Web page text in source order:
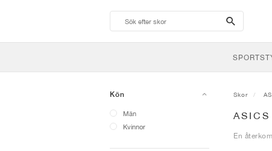
search-
btn
Kön
Män
Kvinnor
Skor
En